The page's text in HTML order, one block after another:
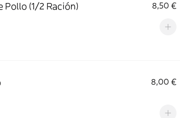
Pollo (1/2 Ración) 8,50 €
8,00 €